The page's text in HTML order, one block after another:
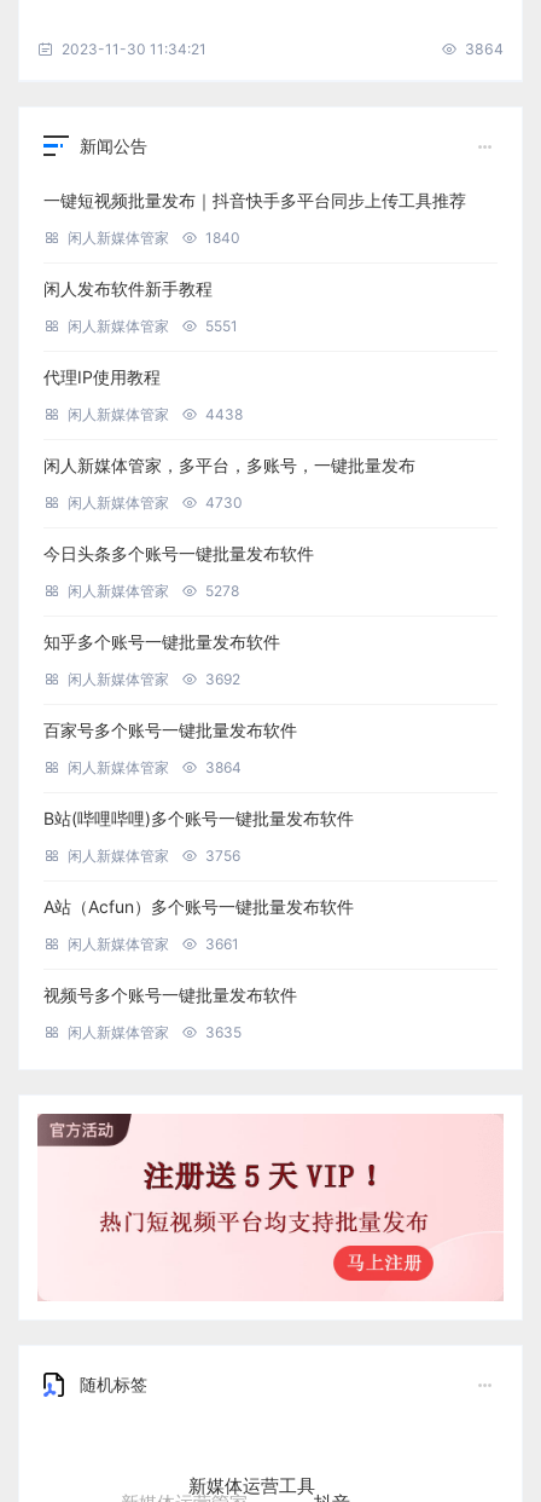
2023-11-30 11:34:21 3864
新闻公告
一键短视频批量发布｜抖音快手多平台同步上传工具推荐
闲人新媒体管家 1840
闲人发布软件新手教程
闲人新媒体管家 5551
代理IP使用教程
闲人新媒体管家 4438
闲人新媒体管家，多平台，多账号，一键批量发布
闲人新媒体管家 4730
今日头条多个账号一键批量发布软件
闲人新媒体管家 5278
知乎多个账号一键批量发布软件
闲人新媒体管家 3692
百家号多个账号一键批量发布软件
闲人新媒体管家 3864
B站(哔哩哔哩)多个账号一键批量发布软件
闲人新媒体管家 3756
A站（Acfun）多个账号一键批量发布软件
闲人新媒体管家 3661
视频号多个账号一键批量发布软件
闲人新媒体管家 3635
随机标签
新媒体运营工具
抖音